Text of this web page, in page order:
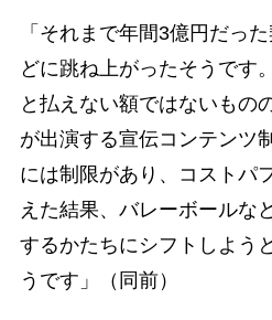
「それまで年間3億円だっ
どに跳ね上がったそうです
と払えない額ではないもの
が出演する宣伝コンテンツ
には制限があり、コストパ
えた結果、バレーボールな
するかたちにシフトしよう
うです」（同前）